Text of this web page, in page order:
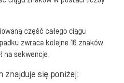
część całego ciągu
zwraca kolejne 16 znaków,
na sekwencje.
znajduje się poniżej: